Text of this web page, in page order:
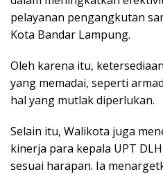
pelayanan pengangkutan
Kota Bandar Lampung.
Oleh karena itu,
yang memadai, seperti
hal yang mutlak diperlukan.
Selain itu, Walikota juga
kinerja para kepala UPT
sesuai harapan. Ia